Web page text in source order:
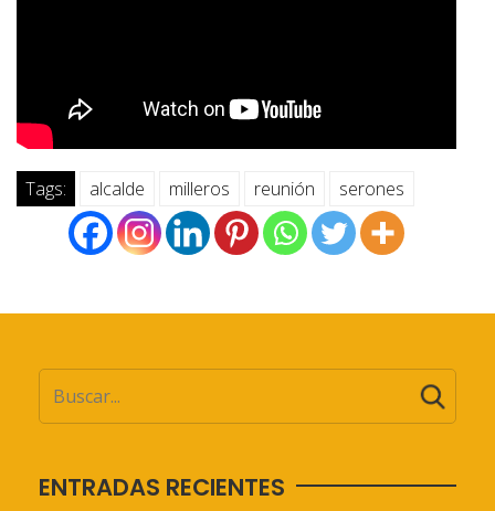
Tags: alcalde milleros reunión serones
ENTRADAS RECIENTES